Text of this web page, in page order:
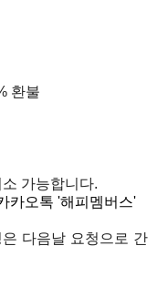
환불
가능합니다.
카오톡 '해피멤버스'
다음날 요청으로 간